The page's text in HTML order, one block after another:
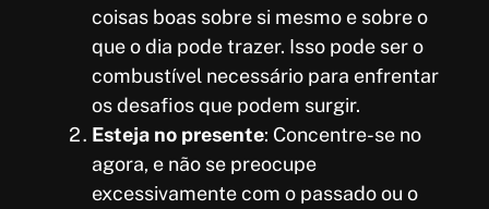
coisas boas sobre si mesmo e sobre o
que o dia pode trazer. Isso pode ser o
combustível necessário para enfrentar
os desafios que podem surgir.
Esteja no presente: Concentre-se no
agora, e não se preocupe
excessivamente com o passado ou o